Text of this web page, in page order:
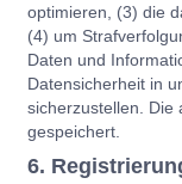
optimieren, (3) die
(4) um
Daten und
Datensicherheit in
sicherzustellen. Die
gespeichert.
6.